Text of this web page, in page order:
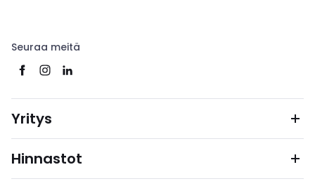
Seuraa meitä
Yritys
Hinnastot